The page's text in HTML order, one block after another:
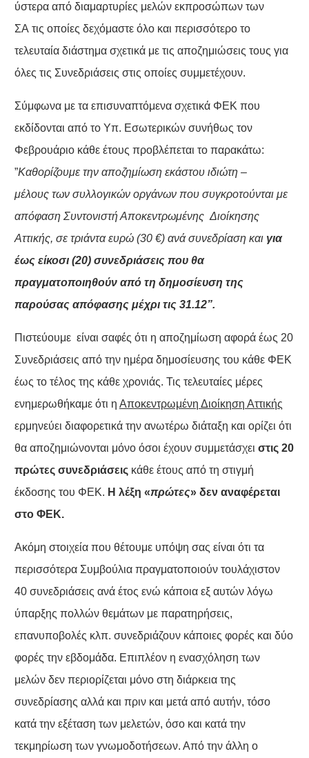
ύστερα από διαμαρτυρίες μελών εκπροσώπων των
ΣΑ τις οποίες δεχόμαστε όλο και περισσότερο το
τελευταία διάστημα σχετικά με τις αποζημιώσεις τους για
όλες τις Συνεδριάσεις στις οποίες συμμετέχουν.
Σύμφωνα με τα επισυναπτόμενα σχετικά ΦΕΚ που
εκδίδονται από το Υπ. Εσωτερικών συνήθως τον
Φεβρουάριο κάθε έτους προβλέπεται το παρακάτω:
”Καθορίζουμε την αποζημίωση εκάστου ιδιώτη –
μέλους των συλλογικών οργάνων που συγκροτούνται με
απόφαση Συντονιστή Αποκεντρωμένης Διοίκησης
Αττικής, σε τριάντα ευρώ (30 €) ανά συνεδρίαση και για
έως είκοσι (20) συνεδριάσεις που θα
πραγματοποιηθούν από τη δημοσίευση της
παρούσας απόφασης μέχρι τις 31.12”.
Πιστεύουμε είναι σαφές ότι η αποζημίωση αφορά έως 20
Συνεδριάσεις από την ημέρα δημοσίευσης του κάθε ΦΕΚ
έως το τέλος της κάθε χρονιάς. Τις τελευταίες μέρες
ενημερωθήκαμε ότι η Αποκεντρωμένη Διοίκηση Αττικής
ερμηνεύει διαφορετικά την ανωτέρω διάταξη και ορίζει ότι
θα αποζημιώνονται μόνο όσοι έχουν συμμετάσχει στις 20
πρώτες συνεδριάσειςκάθε έτους από τη στιγμή
έκδοσης του ΦΕΚ. Η λέξη «πρώτες» δεν αναφέρεται
στο ΦΕΚ.
Ακόμη στοιχεία που θέτουμε υπόψη σας είναι ότι τα
περισσότερα Συμβούλια πραγματοποιούν τουλάχιστον
40 συνεδριάσεις ανά έτος ενώ κάποια εξ αυτών λόγω
ύπαρξης πολλών θεμάτων με παρατηρήσεις,
επανυποβολές κλπ. συνεδριάζουν κάποιες φορές και δύο
φορές την εβδομάδα. Επιπλέον η ενασχόληση των
μελών δεν περιορίζεται μόνο στη διάρκεια της
συνεδρίασης αλλά και πριν και μετά από αυτήν, τόσο
κατά την εξέταση των μελετών, όσο και κατά την
τεκμηρίωση των γνωμοδοτήσεων. Από την άλλη ο